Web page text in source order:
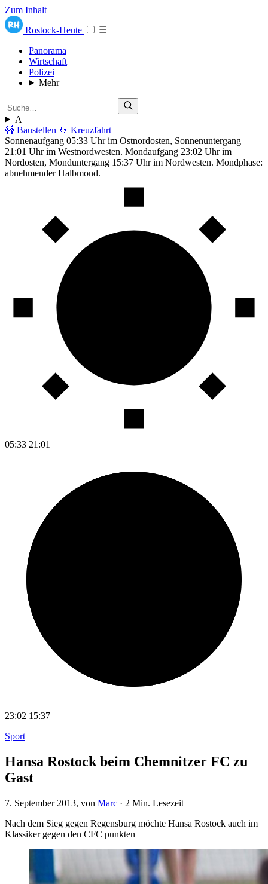
Zum Inhalt
Rostock-Heute
☰
Panorama
Wirtschaft
Polizei
Mehr
A
🚧 Baustellen 🚢 Kreuzfahrt
Sonnenaufgang 05:33 Uhr im Ostnordosten, Sonnenuntergang
21:01 Uhr im Westnordwesten. Mondaufgang 23:02 Uhr im
Nordosten, Monduntergang 15:37 Uhr im Nordwesten. Mondphase:
abnehmender Halbmond.
05:33 21:01
23:02 15:37
Sport
Hansa Rostock beim Chemnitzer FC zu
Gast
7. September 2013, von Marc · 2 Min. Lesezeit
Nach dem Sieg gegen Regensburg möchte Hansa Rostock auch im
Klassiker gegen den CFC punkten